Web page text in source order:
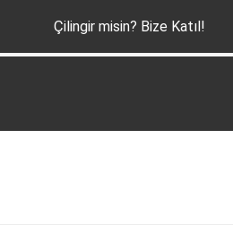
Çilingir misin? Bize Katıl!